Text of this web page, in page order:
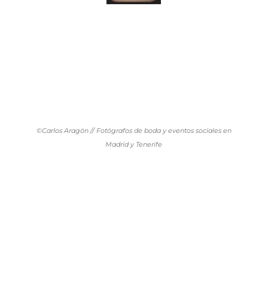
©Carlos Aragón // Fotógrafos de boda y eventos sociales en
Madrid y Tenerife